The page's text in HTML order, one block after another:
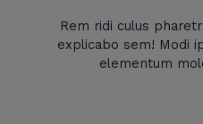
Rem ridi culus
explicabo sem! Modi
elementum